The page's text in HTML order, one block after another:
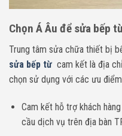
Chọn Á Âu để sửa bếp
Trung tâm sửa chữa thiết bị
sửa bếp từ cam kết là địa
chọn sử dụng với các ưu
Cam kết hỗ trợ khách
cầu dịch vụ trên địa bàn